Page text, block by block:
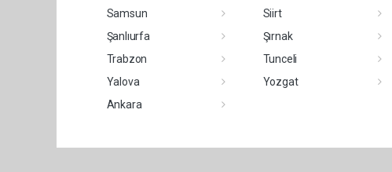
Samsun
Siirt
Şanlıurfa
Şırnak
Trabzon
Tunceli
Yalova
Yozgat
Ankara